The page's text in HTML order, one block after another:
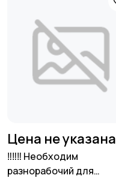
Цена не указана
‼️‼️‼️ Необходим
разнорабочий для